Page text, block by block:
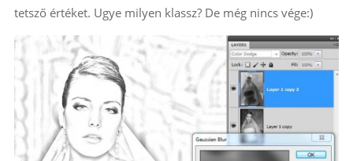
tetsző értéket. Ugye milyen klassz? De még nincs vége:)